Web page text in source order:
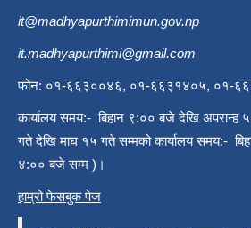
it@madhyapurthimimun.gov.np
it.madhyapurthimi@gmail.com
फोन: ०१-६६३००४६, ०१-६६३१४०५, ०१-
कार्यालय समय:- बिहान ९:०० बजे देखि अपरान्ह
गते देखि माघ १५ गते सम्मको कार्यालय समय:-
४:०० बजे सम्म )।
हाम्रो फेसबुक पेज